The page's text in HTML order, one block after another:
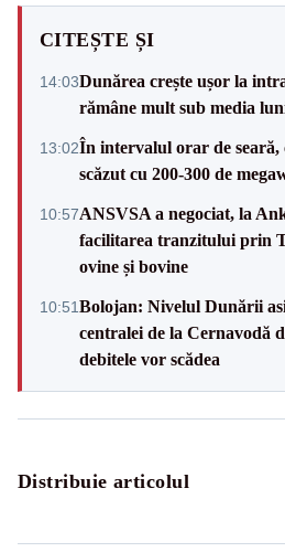
CITEȘTE ȘI
14:03Dunărea crește ușor la
rămâne mult sub media
13:02În intervalul orar de seară,
scăzut cu 200-300 de
10:57ANSVSA a negociat, la
facilitarea tranzitului prin
ovine și bovine
10:51Bolojan: Nivelul Dunării
centralei de la Cernavodă
debitele vor scădea
Distribuie articolul